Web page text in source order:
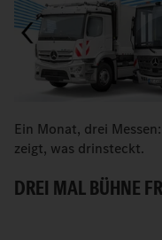
Ein Monat, drei
zeigt, was drinsteckt.
DREI MAL BÜHNE